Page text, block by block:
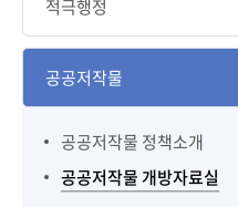
적극행정
공공저작물
공공저작물 정책소개
공공저작물 개방자료실